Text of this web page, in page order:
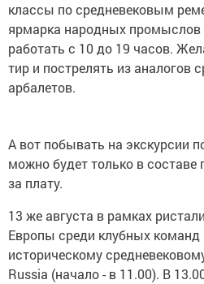
классы по средневековым
ярмарка народных промыслов
работать с 10 до 19 часов.
тир и пострелять из аналогов
арбалетов.
А вот побывать на экскурсии
можно будет только в составе
за плату.
13 же августа в рамках
Европы среди клубных команд
историческому
Russia (начало - в 11.00). В